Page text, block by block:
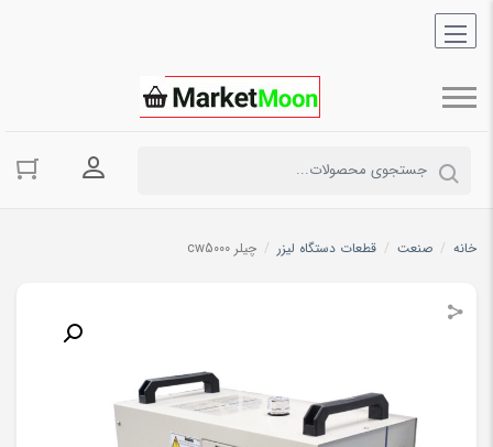
ورود به
خانه / صنعت / قطعات دستگاه لیزر / چیلر cw5000